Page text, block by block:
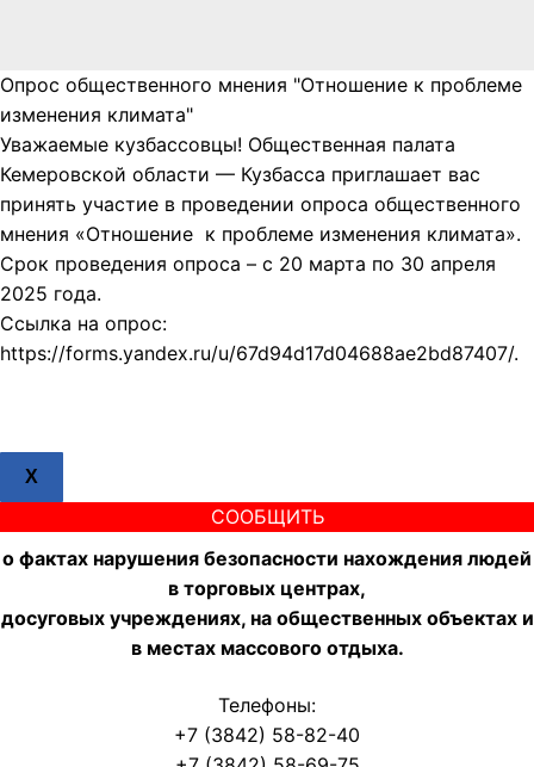
Опрос общественного мнения "Отношение к проблеме
изменения климата"
Уважаемые кузбассовцы! Общественная палата
Кемеровской области — Кузбасса приглашает вас
принять участие в проведении опроса общественного
мнения «Отношение к проблеме изменения климата».
Срок проведения опроса – с 20 марта по 30 апреля
2025 года.
Ссылка на опрос:
https://forms.yandex.ru/u/67d94d17d04688ae2bd87407/.
X
СООБЩИТЬ
о фактах нарушения безопасности нахождения людей
в торговых центрах,
досуговых учреждениях, на общественных объектах и
в местах массового отдыха.
Телефоны:
+7 (3842) 58-82-40